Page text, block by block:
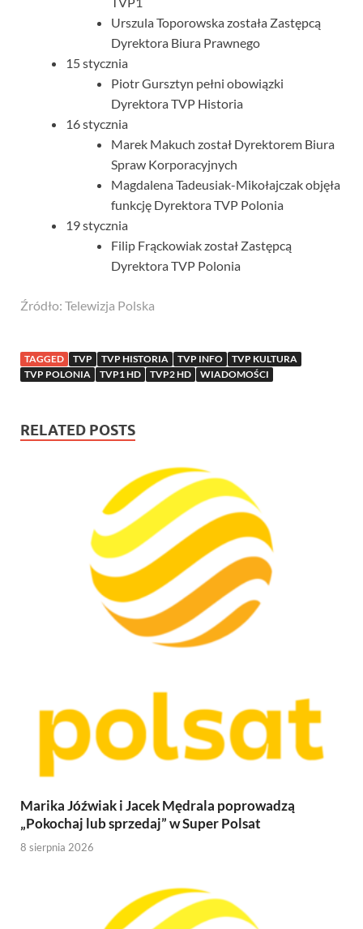
Urszula Toporowska została Zastępcą
Dyrektora Biura Prawnego
15 stycznia
Piotr Gursztyn pełni obowiązki
Dyrektora TVP Historia
16 stycznia
Marek Makuch został Dyrektorem Biura
Spraw Korporacyjnych
Magdalena Tadeusiak-Mikołajczak objęła
funkcję Dyrektora TVP Polonia
19 stycznia
Filip Frąckowiak został Zastępcą
Dyrektora TVP Polonia
Źródło: Telewizja Polska
TAGGED TVP TVP HISTORIA TVP INFO
TVP KULTURA
TVP POLONIA
TVP1 HD TVP2 HD WIADOMOŚCI
RELATED POSTS
Marika Jóźwiak i Jacek Mędrala poprowadzą
„Pokochaj lub sprzedaj” w Super Polsat
8 sierpnia 2026